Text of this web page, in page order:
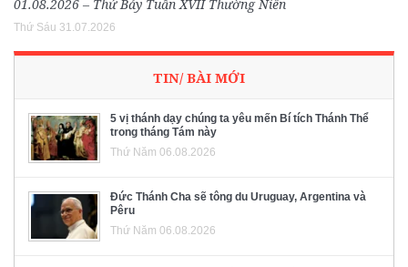
01.08.2026 – Thứ Bảy Tuần XVII Thường Niên
Thứ Sáu 31.07.2026
TIN/ BÀI MỚI
5 vị thánh dạy chúng ta yêu mến Bí tích Thánh Thể
trong tháng Tám này
Thứ Năm 06.08.2026
Đức Thánh Cha sẽ tông du Uruguay, Argentina và
Pêru
Thứ Năm 06.08.2026